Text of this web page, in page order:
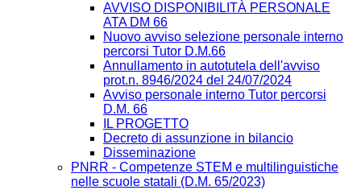
AVVISO DISPONIBILITÀ PERSONALE
ATA DM 66
Nuovo avviso selezione personale interno
percorsi Tutor D.M.66
Annullamento in autotutela dell'avviso
prot.n. 8946/2024 del 24/07/2024
Avviso personale interno Tutor percorsi
D.M. 66
IL PROGETTO
Decreto di assunzione in bilancio
Disseminazione
PNRR - Competenze STEM e multilinguistiche
nelle scuole statali (D.M. 65/2023)